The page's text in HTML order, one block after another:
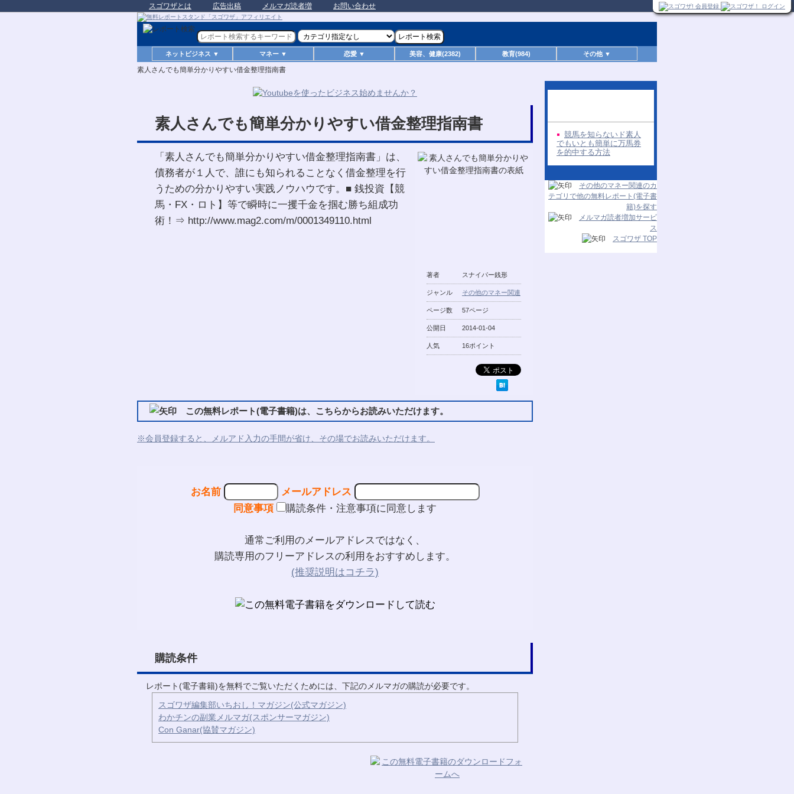
スゴワザとは 広告出稿 メルマガ読者増 お問い合わせ
ネットビジネス ▼ マネー ▼ 恋愛 ▼ 美容、健康(2382) 教育(984) その他 ▼
素人さんでも簡単分かりやすい借金整理指南書
素人さんでも簡単分かりやすい借金整理指南書
著者 スナイパー銭形
ジャンル その他のマネー関連
ページ数 57ページ
公開日 2014-01-04
人気 16ポイント
「素人さんでも簡単分かりやすい借金整理指南書」は、
債務者が１人で、誰にも知られることなく借金整理を行
うための分かりやすい実践ノウハウです。■ 銭投資【競
馬・FX・ロト】等で瞬時に一攫千金を掴む勝ち組成功
術！⇒ http://www.mag2.com/m/0001349110.html
この無料レポート(電子書籍)は、こちらからお読みいただけます。
※会員登録すると、メルアド入力の手間が省け、その場でお読みいただけます。
お名前
メールアドレス
同意事項
購読条件・注意事項に同意します
通常ご利用のメールアドレスではなく、
購読専用のフリーアドレスの利用をおすすめします。
(推奨説明はコチラ)
購読条件
レポート(電子書籍)を無料でご覧いただくためには、下記のメルマガの購読が必要です。
スゴワザ編集部いちおし！マガジン(公式マガジン)
わかチンの副業メルマガ(スポンサーマガジン)
Con Ganar(協賛マガジン)
競馬を知らないド素人
でもいとも簡単に万馬券
を的中する方法
その他のマネー関連のカ
テゴリで他の無料レポート(電子書
籍)を探す
メルマガ読者増加サービ
ス
スゴワザ TOP